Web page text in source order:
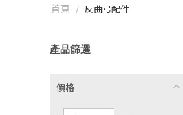
首頁 / 反曲弓配件
產品篩選
價格